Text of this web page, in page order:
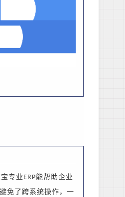
专业ERP能帮助企业
免了跨系统操作，一